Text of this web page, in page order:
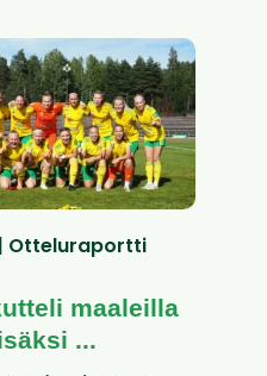
Otteluraportti
maaleilla
...